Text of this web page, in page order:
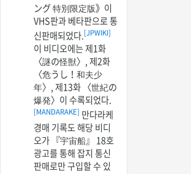
ング 特別限定版》이
VHS판과 베타판으로 통
신판매되었다.[JPWIKI]
이 비디오에는 제1화
〈謎の怪獣〉, 제2화
〈危うし！和夫少
年〉, 제13화 〈世紀の
爆発〉이 수록되었다.
[MANDARAKE] 만다라케
경매 기록도 해당 비디
오가 『宇宙船』 18호
광고를 통해 잡지 통신
판매로만 구입할 수 있